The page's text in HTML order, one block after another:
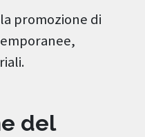
promozione di
del